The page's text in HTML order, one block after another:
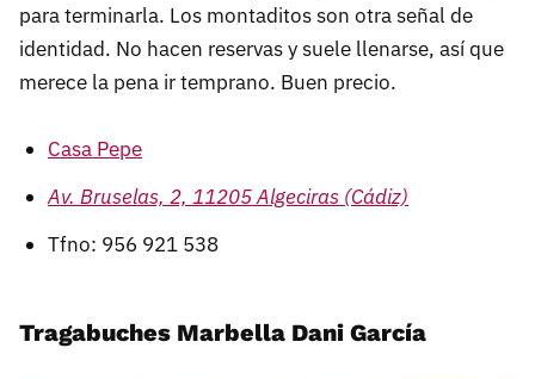
para terminarla. Los montaditos son otra señal de
identidad. No hacen reservas y suele llenarse, así que
merece la pena ir temprano. Buen precio.
Casa Pepe
Av. Bruselas, 2, 11205 Algeciras (Cádiz)
Tfno: 956 921 538
Tragabuches Marbella Dani García